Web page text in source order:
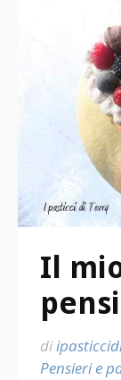
Il
di
Pensieri e